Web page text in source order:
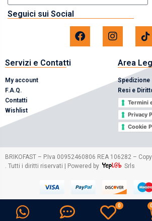
Seguici sui Social
Servizi e Contatti
My account
F.A.Q.
Contatti
Wishlist
Area
Spedizione
Resi e
Termini
Privacy
Cookie
BRIKOFAST – P.Iva 00952460806 REA 106282 –
. Tutti i diritti riservati | Powered by
Srls
0 0